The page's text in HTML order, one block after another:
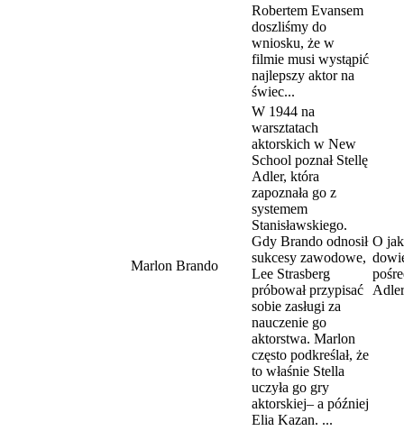
Robertem Evansem
doszliśmy do
wniosku, że w
filmie musi wystąpić
najlepszy aktor na
świec...
Marlon Brando
W 1944 na
warsztatach
aktorskich w New
School poznał Stellę
Adler, która
zapoznała go z
systemem
Stanisławskiego.
Gdy Brando odnosił
sukcesy zawodowe,
Lee Strasberg
próbował przypisać
sobie zasługi za
nauczenie go
aktorstwa. Marlon
często podkreślał, że
to właśnie Stella
uczyła go gry
aktorskiej– a później
Elia Kazan. ...
O